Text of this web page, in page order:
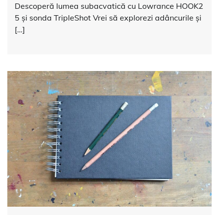
Descoperă lumea subacvatică cu Lowrance HOOK2
5 și sonda TripleShot Vrei să explorezi adâncurile și
[…]